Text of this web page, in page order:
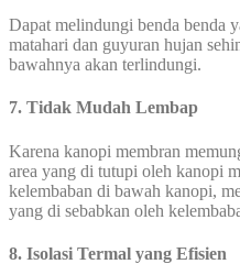
Dapat melindungi benda benda
matahari dan guyuran hujan
bawahnya akan terlindungi.
7. Tidak Mudah Lembap
Karena kanopi membran
area yang di tutupi oleh kanopi
kelembaban di bawah kanopi,
yang di sebabkan oleh
8. Isolasi Termal yang Efisien